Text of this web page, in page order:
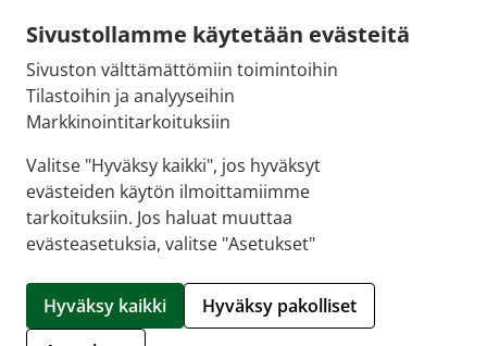
Sivustollamme käytetään evästeitä
Sivuston välttämättömiin toimintoihin
Tilastoihin ja analyyseihin
Markkinointitarkoituksiin
Valitse "Hyväksy kaikki", jos hyväksyt
evästeiden käytön ilmoittamiimme
tarkoituksiin. Jos haluat muuttaa
evästeasetuksia, valitse "Asetukset"
Hyväksy kaikki
Hyväksy pakolliset
Sähköpostiosoite:
kirjaamo@fimea.fi
Fimean vaihde:
029 522 3341
Hallitse evästeitä